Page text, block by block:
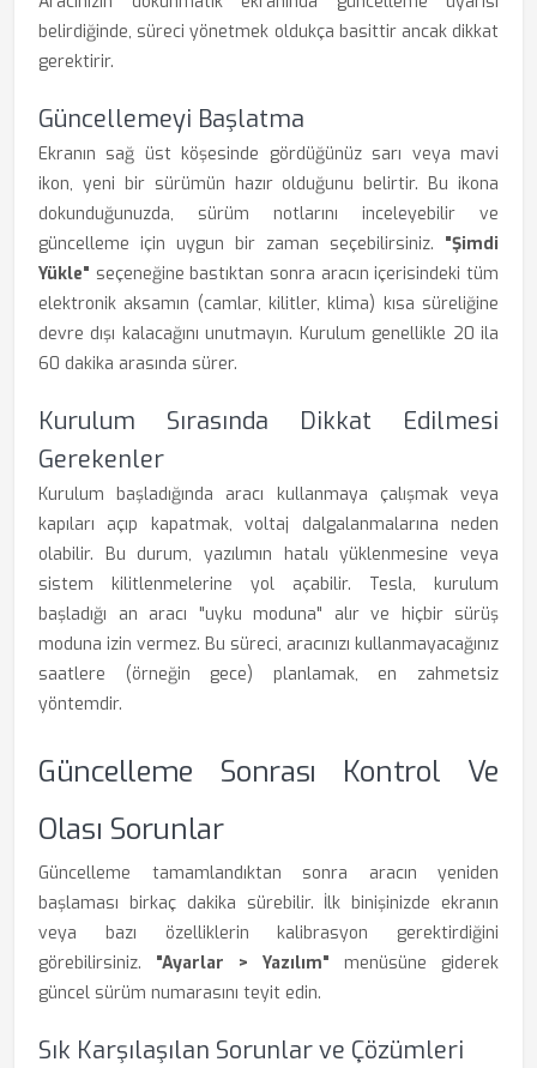
belirdiğinde, süreci yönetmek oldukça basittir ancak dikkat
gerektirir.
Güncellemeyi Başlatma
Ekranın sağ üst köşesinde gördüğünüz sarı veya mavi
ikon, yeni bir sürümün hazır olduğunu belirtir. Bu ikona
dokunduğunuzda, sürüm notlarını inceleyebilir ve
güncelleme için uygun bir zaman seçebilirsiniz. "Şimdi
Yükle" seçeneğine bastıktan sonra aracın içerisindeki tüm
elektronik aksamın (camlar, kilitler, klima) kısa süreliğine
devre dışı kalacağını unutmayın. Kurulum genellikle 20 ila
60 dakika arasında sürer.
Kurulum Sırasında Dikkat Edilmesi
Gerekenler
Kurulum başladığında aracı kullanmaya çalışmak veya
kapıları açıp kapatmak, voltaj dalgalanmalarına neden
olabilir. Bu durum, yazılımın hatalı yüklenmesine veya
sistem kilitlenmelerine yol açabilir. Tesla, kurulum
başladığı an aracı "uyku moduna" alır ve hiçbir sürüş
moduna izin vermez. Bu süreci, aracınızı kullanmayacağınız
saatlere (örneğin gece) planlamak, en zahmetsiz
yöntemdir.
Güncelleme Sonrası Kontrol Ve
Olası Sorunlar
Güncelleme tamamlandıktan sonra aracın yeniden
başlaması birkaç dakika sürebilir. İlk binişinizde ekranın
veya bazı özelliklerin kalibrasyon gerektirdiğini
görebilirsiniz. "Ayarlar > Yazılım" menüsüne giderek
güncel sürüm numarasını teyit edin.
Sık Karşılaşılan Sorunlar ve Çözümleri